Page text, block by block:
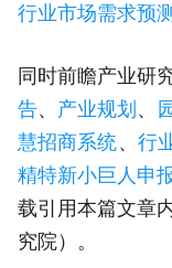
行业市场需求预
同时前瞻产业研
告、 产业规划 、
慧招商系统、 行
精特新小巨人申
载引用本篇文章
究院）。